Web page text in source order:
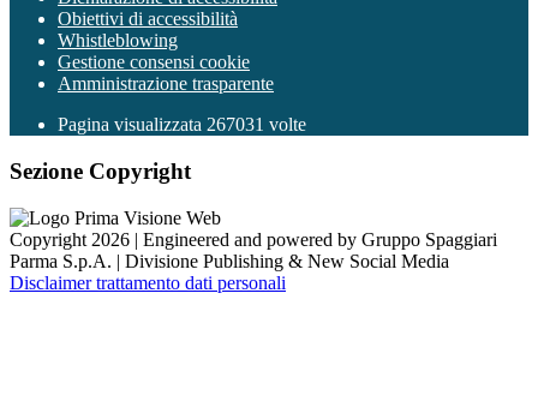
Obiettivi di accessibilità
Whistleblowing
Gestione consensi cookie
Amministrazione trasparente
Pagina visualizzata 267031 volte
Sezione Copyright
Copyright 2026 | Engineered and powered by Gruppo Spaggiari
Parma S.p.A. | Divisione Publishing & New Social Media
Disclaimer trattamento dati personali